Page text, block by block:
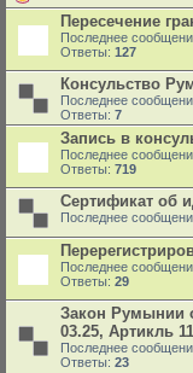
Пересечение
Последнее
Ответы: 127
Консульство
Последнее
Ответы: 7
Запись в
Последнее
Ответы: 719
Сертификат об
Последнее
Последнее
Ответы: 29
Закон Румынии
03.25, Артикль
Последнее
Ответы: 23